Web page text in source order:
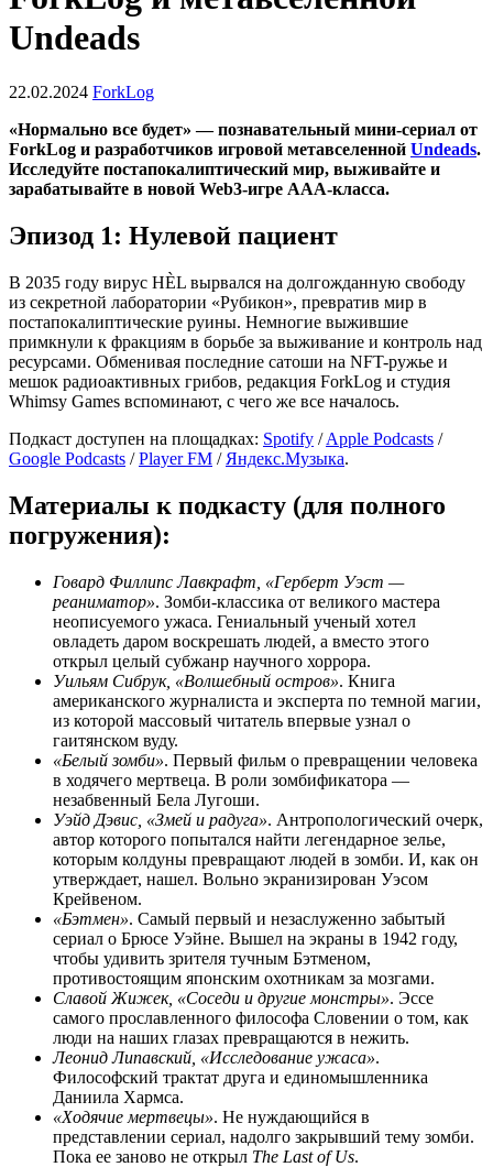
Undeads
22.02.2024 ForkLog
«Нормально все будет» — познавательный мини-сериал от
ForkLog и разработчиков игровой метавселенной Undeads.
Исследуйте постапокалиптический мир, выживайте и
зарабатывайте в новой Web3-игре AAA-класса.
Эпизод 1: Нулевой пациент
В 2035 году вирус HÈL вырвался на долгожданную свободу
из секретной лаборатории «Рубикон», превратив мир в
постапокалиптические руины. Немногие выжившие
примкнули к фракциям в борьбе за выживание и контроль над
ресурсами. Обменивая последние сатоши на NFT-ружье и
мешок радиоактивных грибов, редакция ForkLog и студия
Whimsy Games вспоминают, с чего же все началось.
Подкаст доступен на площадках: Spotify /Apple Podcasts /
Google Podcasts /Player FM / Яндекс.Музыка.
Материалы к подкасту (для полного
погружения):
Говард Филлипс Лавкрафт, «Герберт Уэст —
реаниматор». Зомби-классика от великого мастера
неописуемого ужаса. Гениальный ученый хотел
овладеть даром воскрешать людей, а вместо этого
открыл целый субжанр научного хоррора.
Уильям Сибрук, «Волшебный остров». Книга
американского журналиста и эксперта по темной магии,
из которой массовый читатель впервые узнал о
гаитянском вуду.
«Белый зомби». Первый фильм о превращении человека
в ходячего мертвеца. В роли зомбификатора —
незабвенный Бела Лугоши.
Уэйд Дэвис, «Змей и радуга». Антропологический очерк,
автор которого попытался найти легендарное зелье,
которым колдуны превращают людей в зомби. И, как он
утверждает, нашел. Вольно экранизирован Уэсом
Крейвеном.
«Бэтмен». Самый первый и незаслуженно забытый
сериал о Брюсе Уэйне. Вышел на экраны в 1942 году,
чтобы удивить зрителя тучным Бэтменом,
противостоящим японским охотникам за мозгами.
Славой Жижек, «Соседи и другие монстры». Эссе
самого прославленного философа Словении о том, как
люди на наших глазах превращаются в нежить.
Леонид Липавский, «Исследование ужаса».
Философский трактат друга и единомышленника
Даниила Хармса.
«Ходячие мертвецы». Не нуждающийся в
представлении сериал, надолго закрывший тему зомби.
Пока ее заново не открыл The Last of Us.